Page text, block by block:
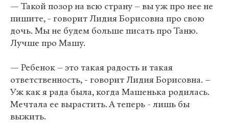
— Такой позор на всю страну – вы уж про нее не
пишите, - говорит Лидия Борисовна про свою
дочь. Мы не будем больше писать про Таню.
Лучше про Машу.
— Ребенок – это такая радость и такая
ответственность, - говорит Лидия Борисовна. –
Уж как я рада была, когда Машенька родилась.
Мечтала ее вырастить. А теперь - лишь бы
выжить.